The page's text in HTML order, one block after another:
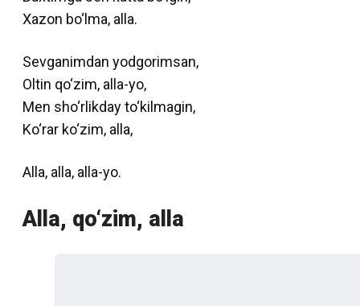
Xazon bo‘lma, alla.
Sevganimdan yodgorimsan,
Oltin qo‘zim, alla-yo,
Men sho‘rlikday to‘kilmagin,
Ko‘rar ko‘zim, alla,
Alla, alla, alla-yo.
Alla, qo‘zim, alla